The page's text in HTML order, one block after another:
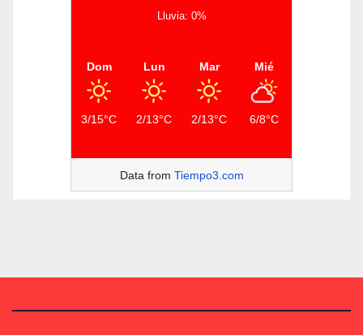
Lluvia: 0%
Dom
3/15°C
Lun
2/13°C
Mar
2/13°C
Mié
6/8°C
Data from Tiempo3.com